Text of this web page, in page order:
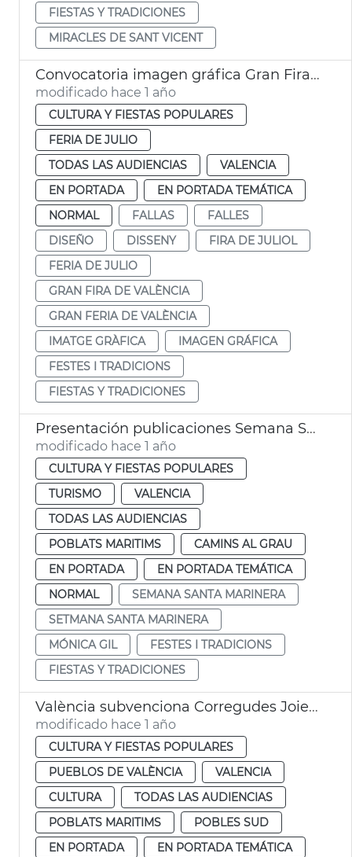
FIESTAS Y TRADICIONES
MIRACLES DE SANT VICENT
Convocatoria imagen gráfica Gran Fira de València
modificado hace 1 año
CULTURA Y FIESTAS POPULARES
FERIA DE JULIO
TODAS LAS AUDIENCIAS
VALENCIA
EN PORTADA
EN PORTADA TEMÁTICA
NORMAL
FALLAS
FALLES
DISEÑO
DISSENY
FIRA DE JULIOL
FERIA DE JULIO
GRAN FIRA DE VALÈNCIA
GRAN FERIA DE VALÈNCIA
IMATGE GRÀFICA
IMAGEN GRÁFICA
FESTES I TRADICIONS
FIESTAS Y TRADICIONES
Presentación publicaciones Semana Santa Marinera
modificado hace 1 año
CULTURA Y FIESTAS POPULARES
TURISMO
VALENCIA
TODAS LAS AUDIENCIAS
POBLATS MARITIMS
CAMINS AL GRAU
EN PORTADA
EN PORTADA TEMÁTICA
NORMAL
SEMANA SANTA MARINERA
SETMANA SANTA MARINERA
MÓNICA GIL
FESTES I TRADICIONS
FIESTAS Y TRADICIONES
València subvenciona Corregudes Joies de Pinedo
modificado hace 1 año
CULTURA Y FIESTAS POPULARES
PUEBLOS DE VALÈNCIA
VALENCIA
CULTURA
TODAS LAS AUDIENCIAS
POBLATS MARITIMS
POBLES SUD
EN PORTADA
EN PORTADA TEMÁTICA